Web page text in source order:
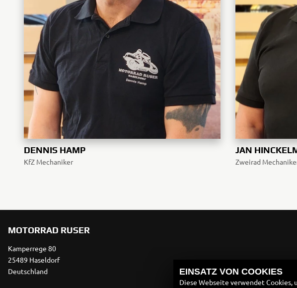
DENNIS HAMP
KfZ Mechaniker
JAN
Zweirad
MOTORRAD RUSER
Kamperrege 80
25489 Haseldorf
Deutschland
EINSATZ VON COOKIES
Diese Webseite verwendet Cookies,